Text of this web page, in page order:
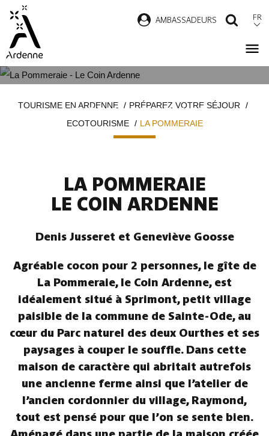
contenu
principal
AMBASSADEURS FR
LE COIN ARDENNE
d'ArianeTOURISME EN ARDENNE
PRÉPAREZ VOTRE SÉJOUR
ECOTOURISME
LA POMMERAIE
LA POMMERAIE
LE COIN ARDENNE
Denis Jusseret et Geneviève Goosse
Agréable cocon pour 2 personnes, le gîte de
La Pommeraie, le Coin Ardenne, est
idéalement situé à Sprimont, petit village
paisible de la commune de Sainte-Ode, au
cœur du Parc naturel des deux Ourthes et ses
paysages à couper le souffle. Dans cette
maison de caractère qui abritait autrefois
une ancienne ferme ainsi que l’atelier de
l’ancien cordonnier du village, Raymond,
tout est pensé pour que l’on se sente bien.